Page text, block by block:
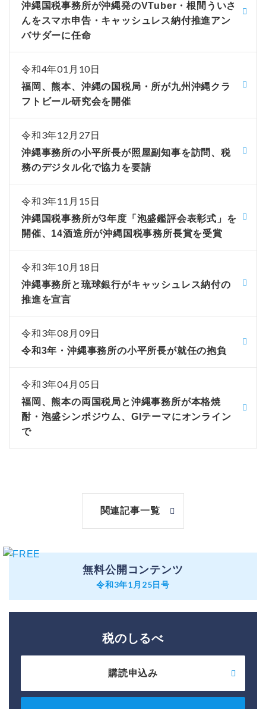
沖縄国税事務所が沖縄発のVTuber・根間ういさ
んをスマホ申告・キャッシュレス納付推進アン
バサダーに任命
令和4年01月10日
福岡、熊本、沖縄の国税局・所が九州沖縄クラ
フトビール研究会を開催
令和3年12月27日
沖縄事務所の小平所長が照屋副知事を訪問、税
務のデジタル化で協力を要請
令和3年11月15日
沖縄国税事務所が3年度「泡盛鑑評会表彰式」を
開催、14酒造所が沖縄国税事務所長賞を受賞
令和3年10月18日
沖縄事務所と琉球銀行がキャッシュレス納付の
推進を宣言
令和3年08月09日
令和3年・沖縄事務所の小平所長が就任の抱負
令和3年04月05日
福岡、熊本の両国税局と沖縄事務所が本格焼
酎・泡盛シンポジウム、GIテーマにオンライン
で
関連記事一覧
無料公開コンテンツ
令和3年1月25日号
税のしるべ
購読申込み